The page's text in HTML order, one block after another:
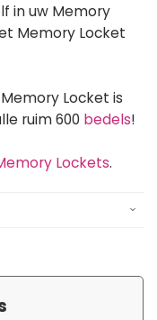
in uw Memory
Memory Locket
Locket is
ruim 600 bedels!
Lockets.